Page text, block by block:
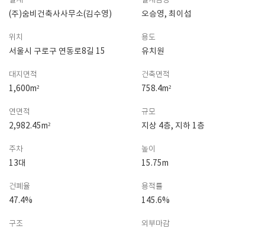
(주)숨비건축사사무소(김수영) 오승영, 최이섭
위치
서울시 구로구 연동로8길 15
용도
유치원
대지면적
1,600m²
건축면적
758.4m²
연면적
2,982.45m²
규모
지상 4층, 지하 1층
주차
13대
높이
15.75m
건폐율
47.4%
용적률
145.6%
구조 외부마감